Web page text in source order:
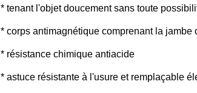
* tenant l'objet doucement sans toute
* corps antimagnétique comprenant la jambe
* résistance chimique antiacide
* astuce résistante à l'usure et remplaçable